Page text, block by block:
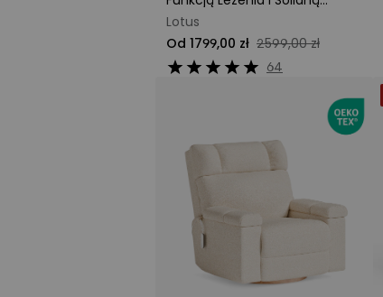
Metalową Podstawą
Lotus
Od 1799,00 zł 2599,00 zł
64